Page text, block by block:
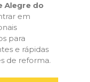
Alegre do
em
para
e rápidas
de reforma.